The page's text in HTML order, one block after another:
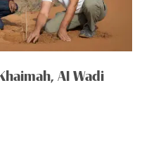
Al Wadi